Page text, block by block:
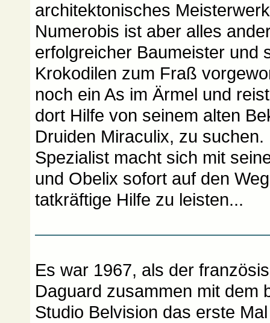
architektonisches
Numerobis ist aber alles
erfolgreicher Baumeister und
Krokodilen zum Fraß
noch ein As im Ärmel und
dort Hilfe von seinem alten
Druiden Miraculix, zu
Spezialist macht sich mit
und Obelix sofort auf den
tatkräftige Hilfe zu leisten...
Es war 1967, als der
Daguard zusammen mit dem
Studio Belvision das erste